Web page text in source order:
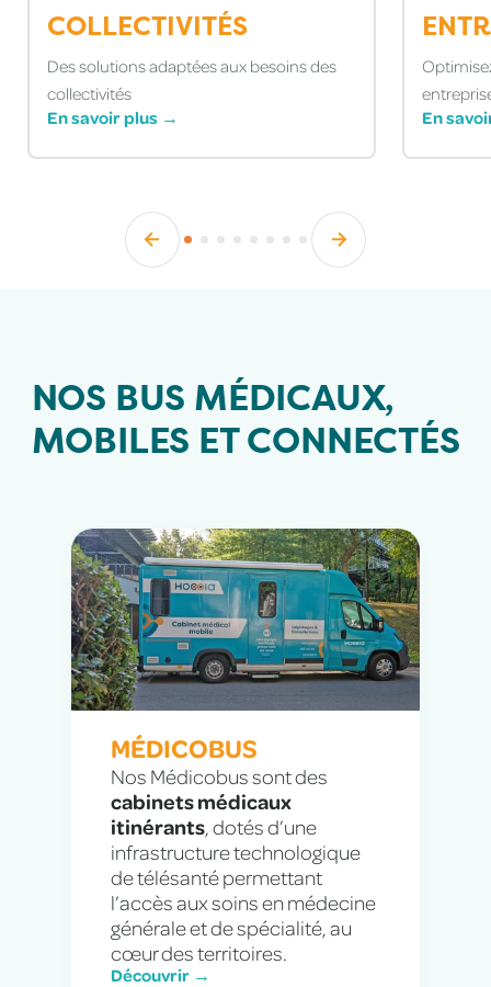
COLLECTIVITÉS
Des solutions adaptées aux besoins des
collectivités
En savoir plus →
En
NOS BUS MÉDICAUX,
MOBILES ET CONNECTÉS
MÉDICOBUS
Nos Médicobus sont des
cabinets médicaux
itinérants, dotés d’une
infrastructure technologique
de télésanté permettant
l’accès aux soins en médecine
générale et de spécialité, au
cœur des territoires.
Découvrir →